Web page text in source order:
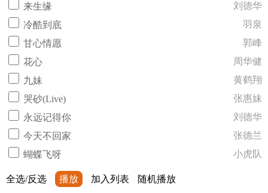
来生缘
刘德华
冷酷到底
羽泉
甘心情愿
郭峰
花心
周华健
九妹
黄鹤翔
哭砂(Live)
张惠妹
永远记得你
刘德华
今天不回家
张德兰
蝴蝶飞呀
小虎队
全选/反选 播放 加入列表 随机播放